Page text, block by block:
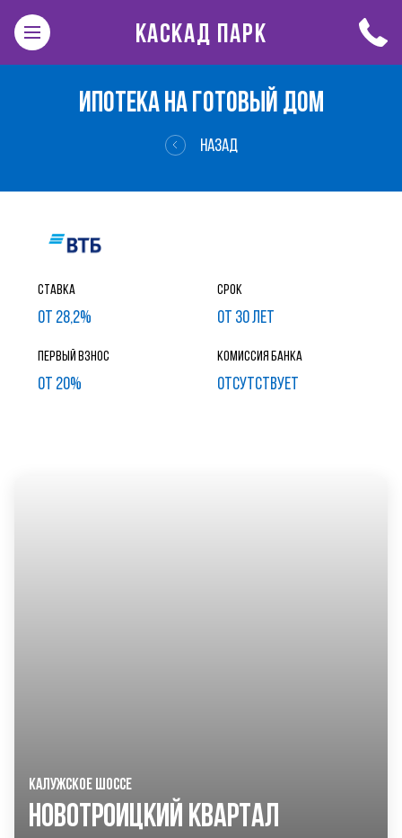
КАСКАД ПАРК
ИПОТЕКА НА ГОТОВЫЙ ДОМ
НАЗАД
Ставка
от 28,2%
Срок
от 30 лет
Первый взнос
от 20%
Комиссия банка
ОТСУТСТВУЕТ
КАЛУЖСКОЕ ШОССЕ
Новотроицкий Квартал